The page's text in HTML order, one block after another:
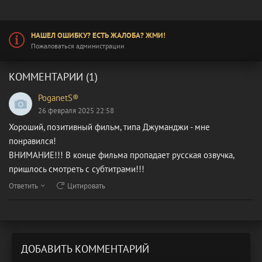
НАШЕЛ ОШИБКУ? ЕСТЬ ЖАЛОБА? ЖМИ!
Пожаловаться администрации
КОММЕНТАРИИ (1)
PoganetS®
26 февраля 2025 22:58
Хороший, позитивный фильм, типа Джуманджи - мне
понравился!
ВНИМАНИЕ!!! В конце фильма пропадает русская озвучка,
пришлось смотреть с субтитрами!!!
Ответить Цитировать
ДОБАВИТЬ КОММЕНТАРИЙ